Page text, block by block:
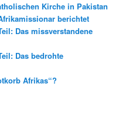
Kirche in Pakistan
berichtet
Das missverstandene
Das bedrohte
Afrikas“?